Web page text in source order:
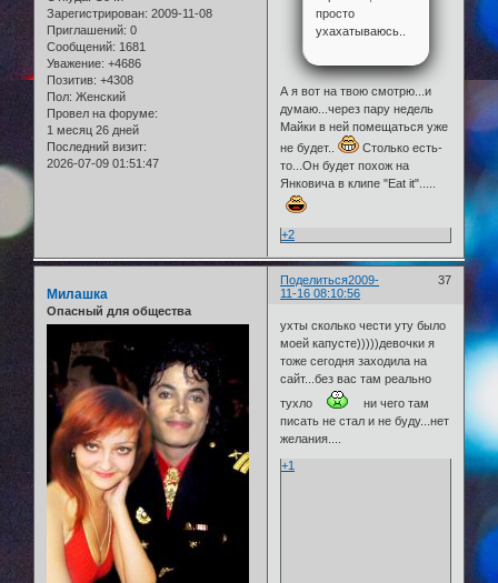
Зарегистрирован: 2009-11-08
Приглашений: 0
Сообщений: 1681
Уважение: +4686
Позитив: +4308
Пол: Женский
Провел на форуме:
1 месяц 26 дней
Последний визит:
2026-07-09 01:51:47
просто
ухахатываюсь..
А я вот на твою смотрю...и
думаю...через пару недель
Майки в ней помещаться уже
не будет..
Столько есть-
то...Он будет похож на
Янковича в клипе "Eat it".....
+2
Поделиться 37
2009-
11-16 08:10:56
Милашка
Опасный для общества
ухты сколько чести уту было
моей капусте)))))девочки я
тоже сегодня заходила на
сайт...без вас там реально
тухло
ни чего там
писать не стал и не буду...нет
желания....
+1